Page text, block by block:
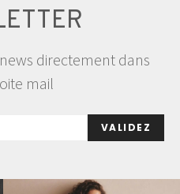
directement dans
mail
VALIDEZ